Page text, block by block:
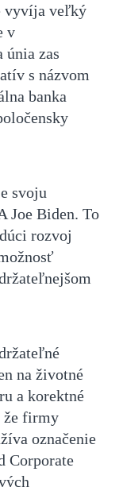
vyvíja veľký
v
únia zas
s názvom
banka
svoju
Joe Biden. To
rozvoj
na životné
a korektné
že firmy
označenie
Corporate